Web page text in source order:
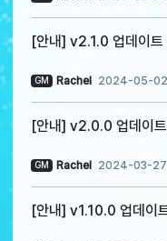
[안내] v2.1.0 업데이트
GM Rachel 2024-05-02
[안내] v2.0.0 업데이트
GM Rachel 2024-03-27
[안내] v1.10.0 업데이